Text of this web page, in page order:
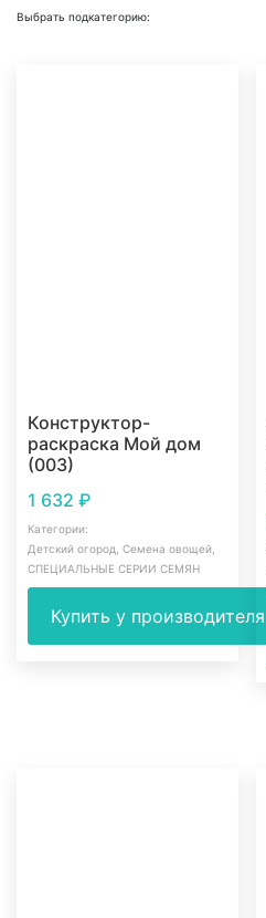
Выбрать подкатегорию:
Конструктор-
раскраска Мой дом
(003)
1 632 ₽
Категории:
Детский огород Семена овощей
СПЕЦИАЛЬНЫЕ СЕРИИ СЕМЯН
Купить у производителя